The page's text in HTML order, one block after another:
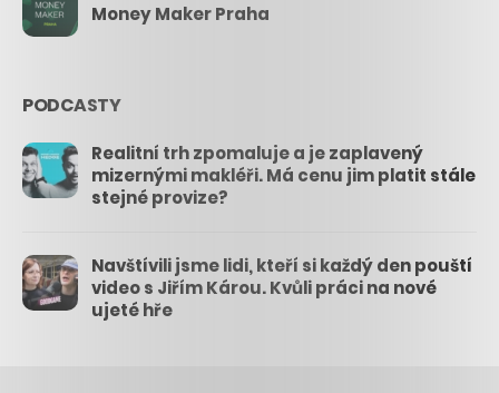
Money Maker Praha
PODCASTY
Realitní trh zpomaluje a je zaplavený
mizernými makléři. Má cenu jim platit stále
stejné provize?
Navštívili jsme lidi, kteří si každý den pouští
video s Jiřím Károu. Kvůli práci na nové
ujeté hře